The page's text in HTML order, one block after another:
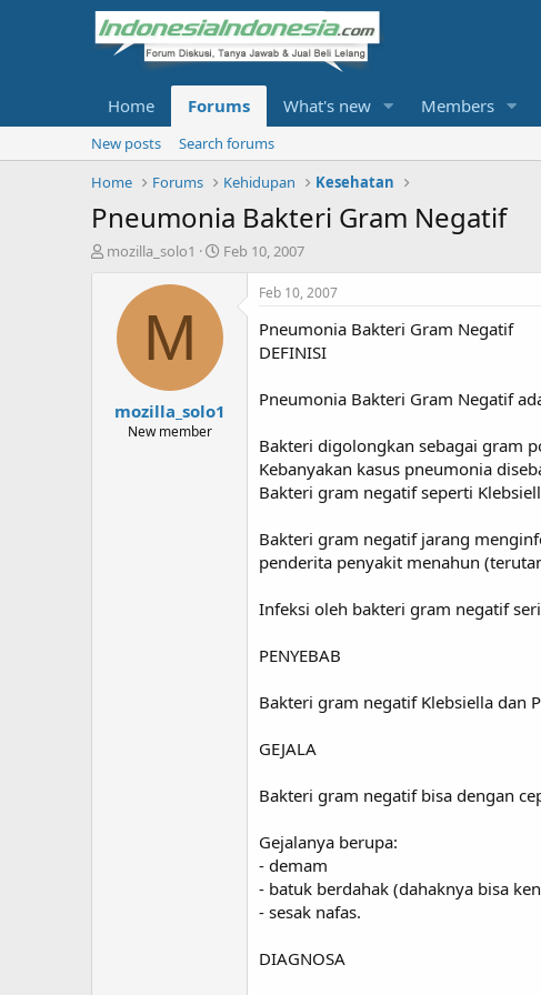
Home Forums What's new Members
New posts
Search forums
Home
Forums Kehidupan Kesehatan
Pneumonia Bakteri Gram Negatif
T
mozilla_solo1
S
t
d
e
Feb 10, 2007
M
mozilla_solo1
New member
Feb 10, 2007
Pneumonia Bakteri Gram Negatif
DEFINISI
Pneumonia Bakteri Gram Negatif
Bakteri digolongkan sebagai gram
Kebanyakan kasus pneumonia
Bakteri gram negatif seperti
Bakteri gram negatif jarang
penderita penyakit menahun
Infeksi oleh bakteri gram negatif
PENYEBAB
Bakteri gram negatif Klebsiella dan
GEJALA
Bakteri gram negatif bisa dengan
Gejalanya berupa:
- demam
- batuk berdahak (dahaknya bisa
- sesak nafas.
DIAGNOSA